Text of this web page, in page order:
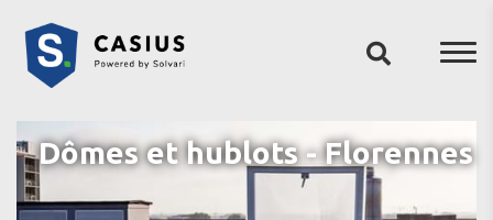
Dômes et hublots - Florennes